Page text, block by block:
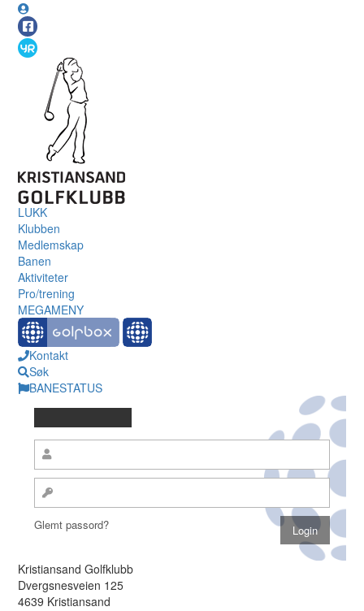
LUKK
Klubben
Medlemskap
Banen
Aktiviteter
Pro/trening
MEGAMENY
Kontakt
Søk
BANESTATUS
Glemt passord?
Kristiansand Golfklubb
Dvergsnesveien 125
4639 Kristiansand